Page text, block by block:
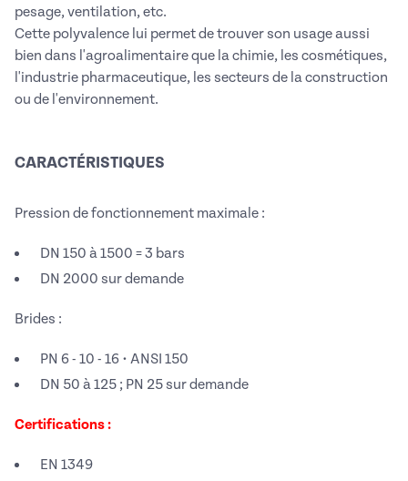
pesage, ventilation, etc.
Cette polyvalence lui permet de trouver son usage aussi
bien dans l'agroalimentaire que la chimie, les cosmétiques,
l'industrie pharmaceutique, les secteurs de la construction
ou de l'environnement.
CARACTÉRISTIQUES
Pression de fonctionnement maximale :
DN 150 à 1500 = 3 bars
DN 2000 sur demande
Brides :
PN 6 - 10 - 16 • ANSI 150
DN 50 à 125 ; PN 25 sur demande
Certifications :
EN 1349